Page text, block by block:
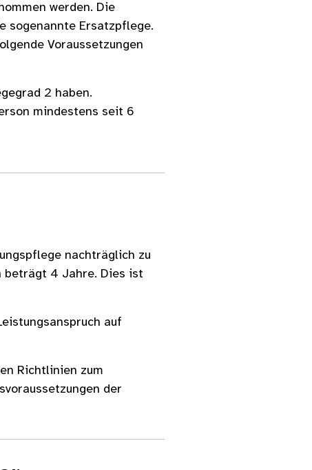
werden. Die
sogenannte Ersatzpflege.
Voraussetzungen
2 haben.
mindestens seit 6
nachträglich zu
beträgt 4 Jahre. Dies ist
auf
Richtlinien zum
der